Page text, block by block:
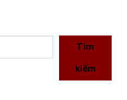
Tìm
kiếm